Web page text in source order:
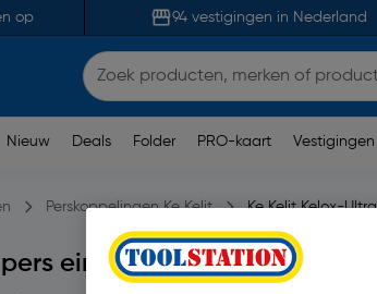
op 94 vestigingen in Nederland
Nieuw Deals Folder PRO-kaart Vestigingen
Perskoppelingen Ke Kelit Ke Kelit Kelox-
eindstuk 20mm